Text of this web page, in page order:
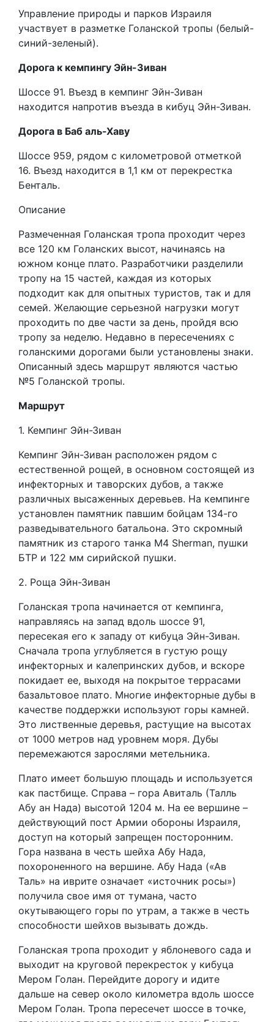
Управление природы и парков Израиля
участвует в разметке Голанской тропы (белый-
синий-зеленый).
Дорога к кемпингу Эйн-Зиван
Шоссе 91. Въезд в кемпинг Эйн-Зиван
находится напротив въезда в кибуц Эйн-Зиван.
Дорога в Баб аль-Хаву
Шоссе 959, рядом с километровой отметкой
16. Въезд находится в 1,1 км от перекрестка
Бенталь.
Описание
Размеченная Голанская тропа проходит через
все 120 км Голанских высот, начинаясь на
южном конце плато. Разработчики разделили
тропу на 15 частей, каждая из которых
подходит как для опытных туристов, так и для
семей. Желающие серьезной нагрузки могут
проходить по две части за день, пройдя всю
тропу за неделю. Недавно в пересечениях с
голанскими дорогами были установлены знаки.
Описанный здесь маршрут являются частью
№5 Голанской тропы.
Маршрут
1. Кемпинг Эйн-Зиван
Кемпинг Эйн-Зиван расположен рядом с
естественной рощей, в основном состоящей из
инфекторных и таворских дубов, а также
различных высаженных деревьев. На кемпинге
установлен памятник павшим бойцам 134-го
разведывательного батальона. Это скромный
памятник из старого танка M4 Sherman, пушки
БТР и 122 мм сирийской пушки.
2. Роща Эйн-Зиван
Голанская тропа начинается от кемпинга,
направляясь на запад вдоль шоссе 91,
пересекая его к западу от кибуца Эйн-Зиван.
Сначала тропа углубляется в густую рощу
инфекторных и калепринских дубов, и вскоре
покидает ее, выходя на покрытое террасами
базальтовое плато. Многие инфекторные дубы в
качестве поддержки используют горы камней.
Это лиственные деревья, растущие на высотах
от 1000 метров над уровнем моря. Дубы
перемежаются зарослями метельника.
Плато имеет большую площадь и используется
как пастбище. Справа – гора Авиталь (Талль
Абу ан Нада) высотой 1204 м. На ее вершине –
действующий пост Армии обороны Израиля,
доступ на который запрещен посторонним.
Гора названа в честь шейха Абу Нада,
похороненного на вершине. Абу Нада («Ав
Таль» на иврите означает «источник росы»)
получила свое имя от тумана, часто
окутывающего горы по утрам, а также в честь
способности шейхов вызывать дождь.
Голанская тропа проходит у яблоневого сада и
выходит на круговой перекресток у кибуца
Мером Голан. Перейдите дорогу и идите
дальше на север около километра вдоль шоссе
Мером Голан. Тропа пересечет шоссе в точке,